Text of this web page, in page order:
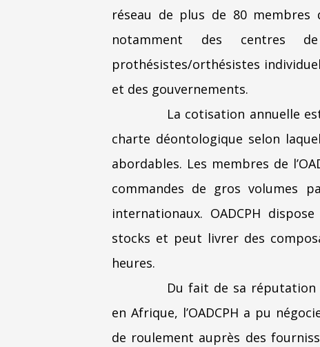
réseau de plus de 80
notamment des centres
prothésistes/orthésistes
et des gouvernements.
La cotisation annuelle
charte déontologique selon
abordables. Les membres de
commandes de gros volumes
internationaux. OADCPH
stocks et peut livrer des
heures.
Du fait de sa réputation
en Afrique, l’OADCPH a pu
de roulement auprès des